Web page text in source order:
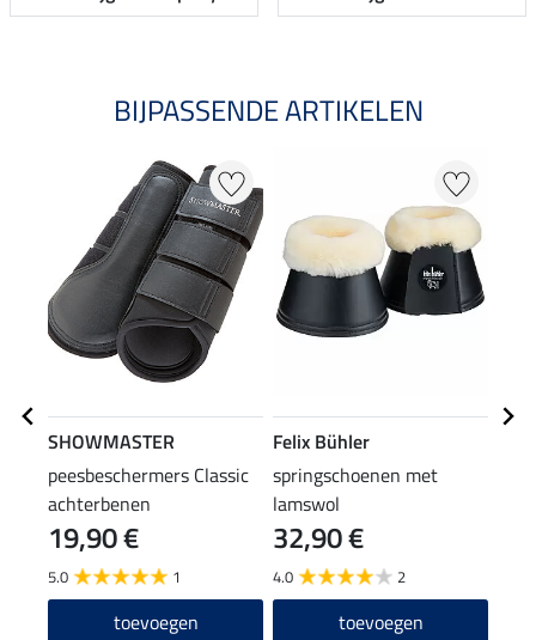
BIJPASSENDE ARTIKELEN
SHOWMASTER
peesbeschermers Classic
achterbenen
19,90 €
5.0 1
toevoegen
Felix Bühler
springschoenen met
lamswol
32,90 €
4.0 2
toevoegen